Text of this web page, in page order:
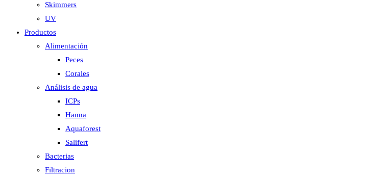
Skimmers
UV
Productos
Alimentación
Peces
Corales
Análisis de agua
ICPs
Hanna
Aquaforest
Salifert
Bacterias
Filtracion